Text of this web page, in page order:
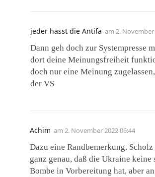
jeder hasst die Antifa am 2. November
Dann geh doch zur Systempresse
dort deine Meinungsfreiheit
doch nur eine Meinung
der VS
Achim am 2. November 2022 06:44
Dazu eine Randbemerkung.
ganz genau, daß die Ukraine keine
Bombe in Vorbereitung hat, aber